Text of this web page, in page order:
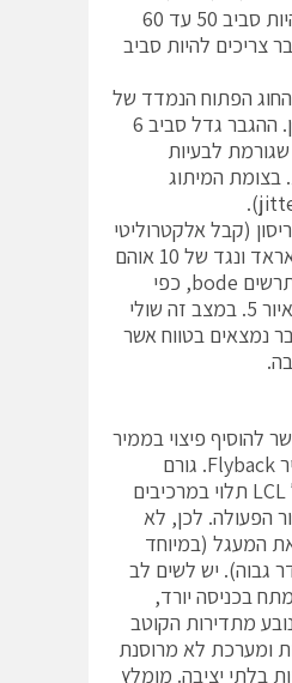
המופע צריכים להיות סביב 50 עד 60
צריכים להיות סביב
את החוג הפתוח הנמדד של
מערכת ללא ריסון. ההגבר גדל סביב 6
לבעיות
בצומת המיתוג
(קבל אלקטרוליטי
של 100 מיקרו-פאראד ונגד של 10 אוהם
בטור) משנה את תרשים bode, כפי
שאפשר לראות באיור 5. במצב זה שולי
נמצאים בטווח אשר
להוסיף פיצוי בממיר
SEPIC כמו בממיר Flyback. גורם
האיכות של מעגל LCL תלוי במרכיבים
הפעולה. לכן, לא
המעגל (במיוחד
גבוה). יש לשים לב
בכניסה יורד,
מתדירות הקוטב
ומערכת לא מרוסנת
בלתי יציבה. מומלץ